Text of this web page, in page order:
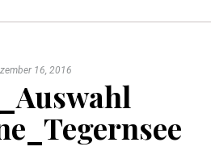
16, 2016